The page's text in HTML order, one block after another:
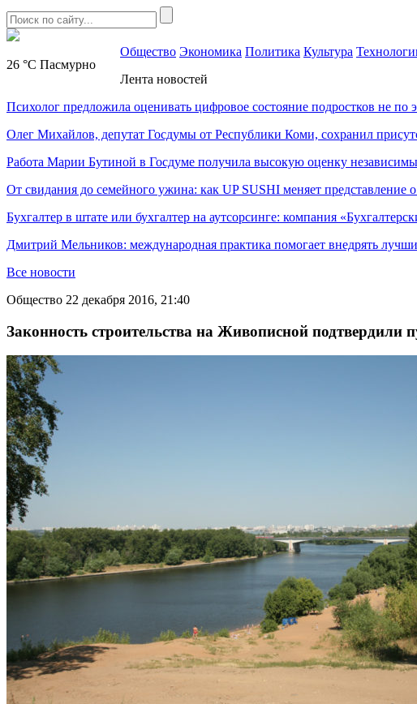
26 °C Пасмурно
Общество Экономика Политика Культура
Лента новостей
Психолог предложила оценивать цифровое состояние подростков не по
Олег Михайлов, депутат Госдумы от Республики Коми, сохранил
Работа Марии Бутиной в Госдуме получила высокую оценку
От свидания до семейного ужина: как UP SUSHI меняет представление
Бухгалтер в штате или бухгалтер на аутсорсинге: компания
Дмитрий Мельников: международная практика помогает внедрять
Все новости
Общество 22 декабря 2016, 21:40
Законность строительства на Живописной подтвердили